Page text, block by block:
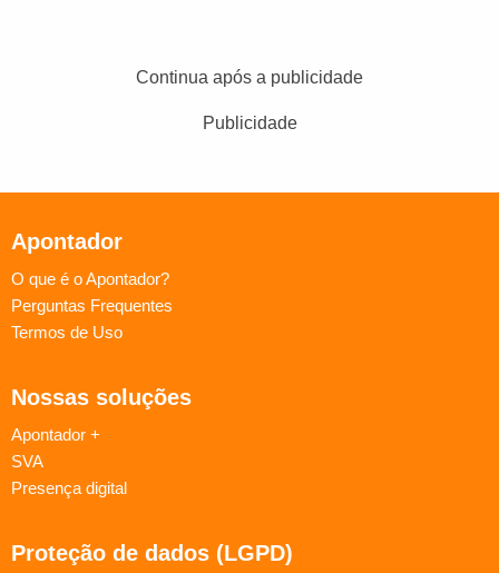
Continua após a publicidade
Publicidade
Apontador
O que é o Apontador?
Perguntas Frequentes
Termos de Uso
Nossas soluções
Apontador +
SVA
Presença digital
Proteção de dados (LGPD)